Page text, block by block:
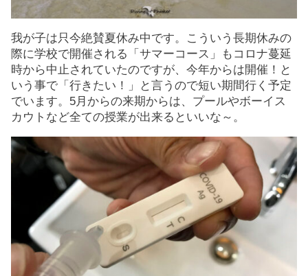
我が子は只今絶賛夏休み中です。こういう長期休みの
際に学校で開催される「サマーコース」もコロナ蔓延
時から中止されていたのですが、今年からは開催！と
いう事で「行きたい！」と言うので短い期間行く予定
でいます。5月からの来期からは、プールやボーイス
カウトなど全ての授業が出来るといいな～。